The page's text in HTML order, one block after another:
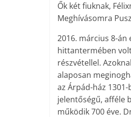
Ők két fiuknak,
Meghívásomra
2016. március 8-án
hittantermében
részvétellel.
alaposan
az Árpád-ház
jelentőségű, afféle
működik 700 éve.